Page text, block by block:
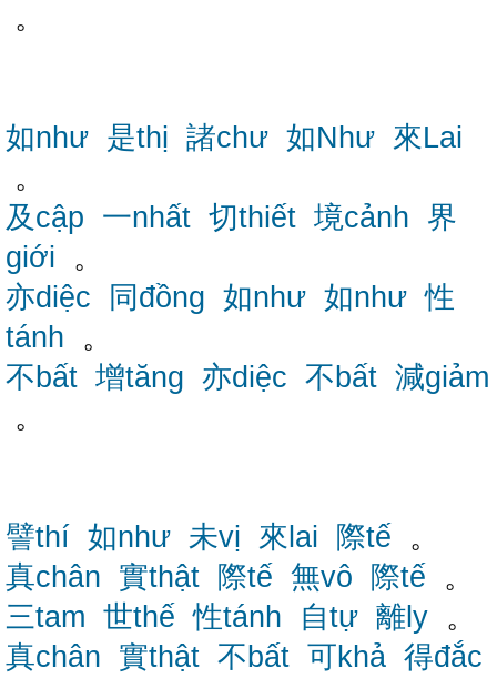
。
如như 是thị 諸chư 如Như 來Lai
。
及cập 一nhất 切thiết 境cảnh 界
giới 。
亦diệc
同đồng 如như 如như 性
tánh 。
不bất 增tăng 亦diệc 不bất 減giảm
。
譬thí 如như 未vị 來lai 際tế 。
真chân 實thật 際tế 無vô 際tế 。
三tam 世thế 性tánh 自tự 離ly 。
真chân 實thật 不bất 可khả 得đắc